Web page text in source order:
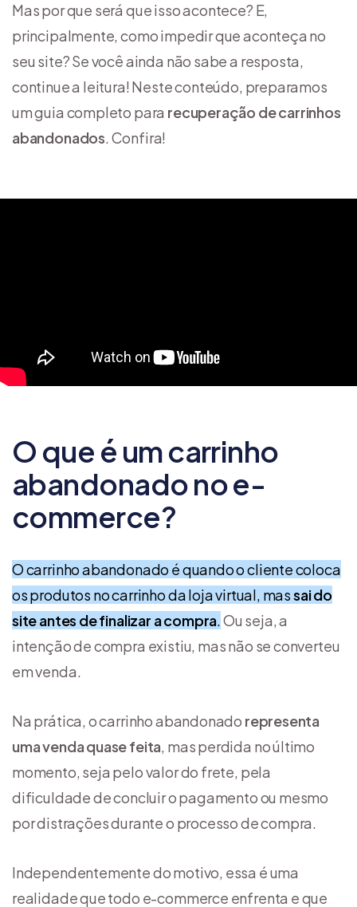
Mas por que será que isso acontece? E,
principalmente, como impedir que aconteça no
seu site? Se você ainda não sabe a resposta,
continue a leitura! Neste conteúdo, preparamos
um guia completo para recuperação de carrinhos
abandonados. Confira!
O que é um carrinho
abandonado no e-
commerce?
O carrinho abandonado é quando o cliente coloca
os produtos no carrinho da loja virtual, massai do
site antes de finalizar a compra Ou seja, a
intenção de compra existiu, mas não se converteu
em venda.
Na prática, o carrinho abandonado representa
uma venda quase feita , mas perdida no último
momento, seja pelo valor do frete, pela
dificuldade de concluir o pagamento ou mesmo
por distrações durante o processo de compra.
Independentemente do motivo, essa é uma
realidade que todo e-commerce enfrenta e que